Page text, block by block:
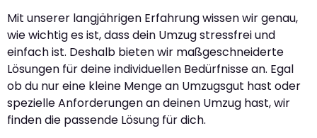
Mit unserer langjährigen Erfahrung wissen wir genau,
wie wichtig es ist, dass dein Umzug stressfrei und
einfach ist. Deshalb bieten wir maßgeschneiderte
Lösungen für deine individuellen Bedürfnisse an. Egal
ob du nur eine kleine Menge an Umzugsgut hast oder
spezielle Anforderungen an deinen Umzug hast, wir
finden die passende Lösung für dich.